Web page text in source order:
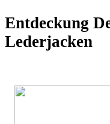
Entdeckung
Lederjacken